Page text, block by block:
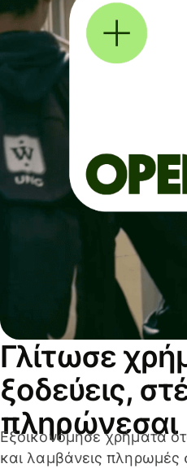
Γλίτωσε
ξοδεύεις,
πληρώνεσαι
Εξοικονόμησε χρήματα
και λαμβάνεις